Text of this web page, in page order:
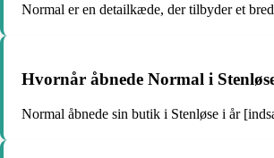
Normal er en detailkæde, der tilbyder et
Hvornår åbnede Normal i
Normal åbnede sin butik i Stenløse i år